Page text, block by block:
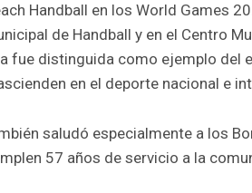
Handball en los World Games
de Handball y en el Centro
fue distinguida como ejemplo
en el deporte nacional e
saludó especialmente a los
57 años de servicio a la